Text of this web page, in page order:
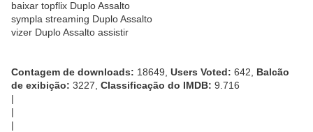
baixar topflix Duplo Assalto
sympla streaming Duplo Assalto
vizer Duplo Assalto assistir
Contagem de downloads: 18649, Users Voted: 642, Balcão
de exibição: 3227, Classificação do IMDB: 9.716
|
|
|